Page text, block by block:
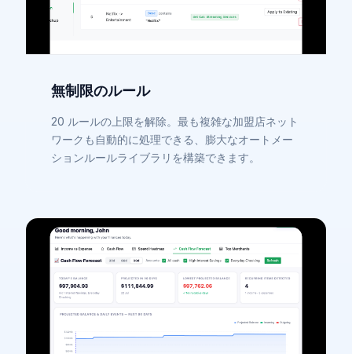
無制限のルール
20 ルールの上限を解除。最も複雑な加盟店ネット
ワークも自動的に処理できる、膨大なオートメー
ションルールライブラリを構築できます。